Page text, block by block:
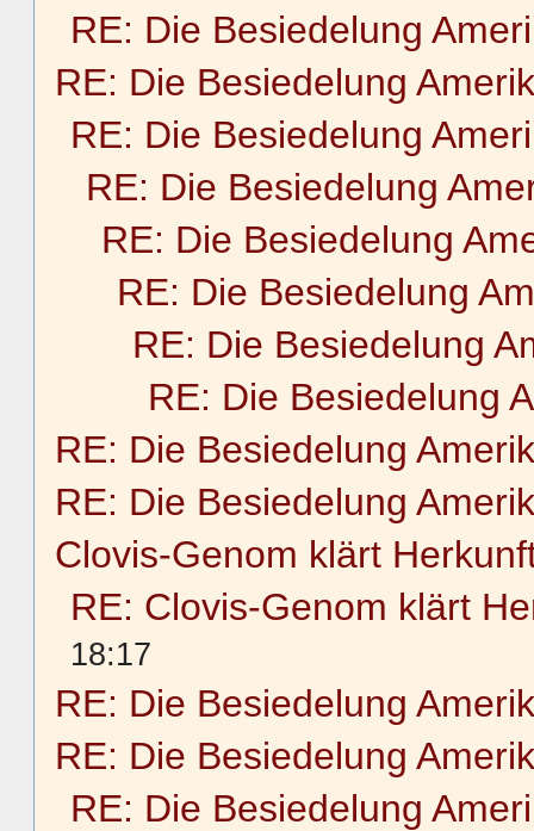
RE: Die Besiedelung
RE: Die Besiedelung
RE: Die Besiedelung
RE: Die Besiedelung
RE: Die Besiedelung
RE: Die Besiedelung
RE: Die Besiedelung
RE: Die Besiedelung
RE: Die Besiedelung
RE: Die Besiedelung
Clovis-Genom klärt
RE: Clovis-Genom klärt
18:17
RE: Die Besiedelung
RE: Die Besiedelung
RE: Die Besiedelung